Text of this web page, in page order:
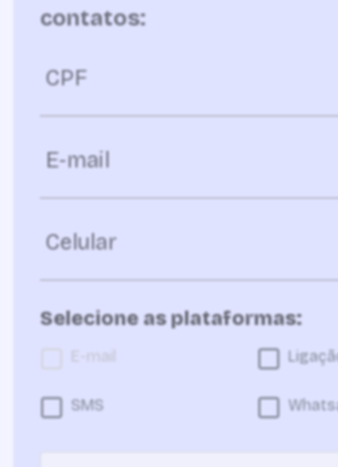
contatos:
CPF
E-mail
Celular
Selecione as plataformas:
E-mail
SMS